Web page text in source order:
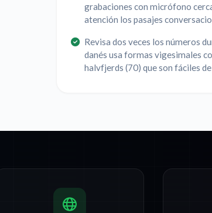
grabaciones con micrófono
atención los pasajes
Revisa dos veces los números
danés usa formas vigesimales
halvfjerds (70) que son fáciles